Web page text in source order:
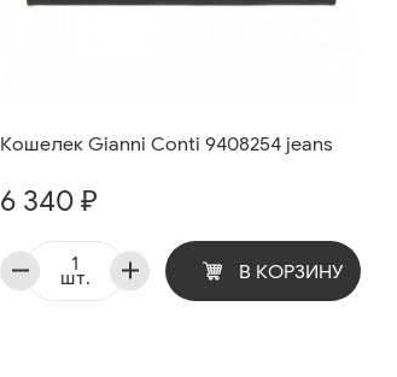
Кошелек Gianni Conti 9408254 jeans
6 340 ₽
шт. В КОРЗИНУ